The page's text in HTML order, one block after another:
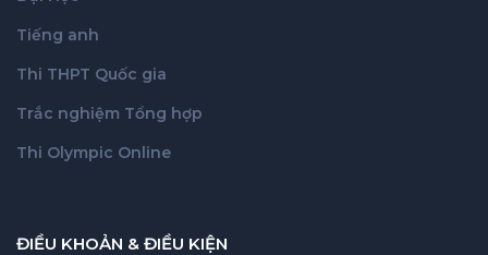
Tiếng anh
Thi THPT Quốc gia
Trắc nghiệm Tổng hợp
Thi Olympic Online
ĐIỀU KHOẢN & ĐIỀU KIỆN